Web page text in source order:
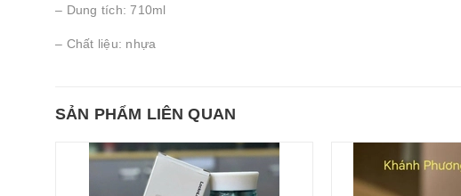
– Dung tích: 710ml
– Chất liệu: nhựa
SẢN PHẨM LIÊN QUAN